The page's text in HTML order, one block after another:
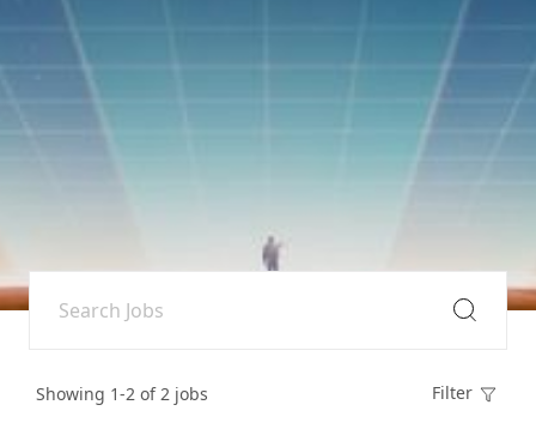
Filter
Showing 1-2 of 2 jobs